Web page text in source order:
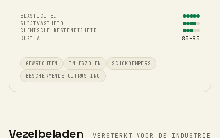
ELASTICITEIT
SLIJTVASTHEID
CHEMISCHE BESTENDIGHEID
KUST A
85–95
GEWRICHTEN INLEGZOLEN
SCHOKDEMPERS
BESCHERMENDE UITRUSTING
Vezelbeladen VERSTERKT VOOR DE INDUSTRIE